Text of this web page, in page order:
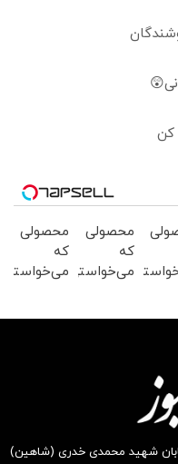
محصولی
که
می‌خواستی
محصولی
که
می‌خواستی
شهید محمدی خدری (شاهین)